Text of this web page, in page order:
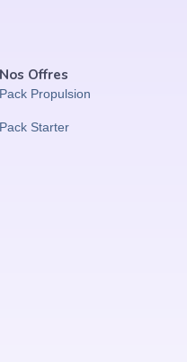
Nos Offres
Pack Propulsion
Pack Starter